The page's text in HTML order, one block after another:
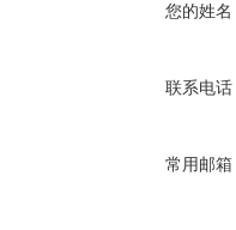
您的姓名
联系电话
常用邮箱